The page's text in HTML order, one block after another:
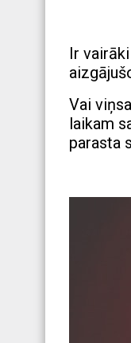
Ir
Vai
laikam
parasta